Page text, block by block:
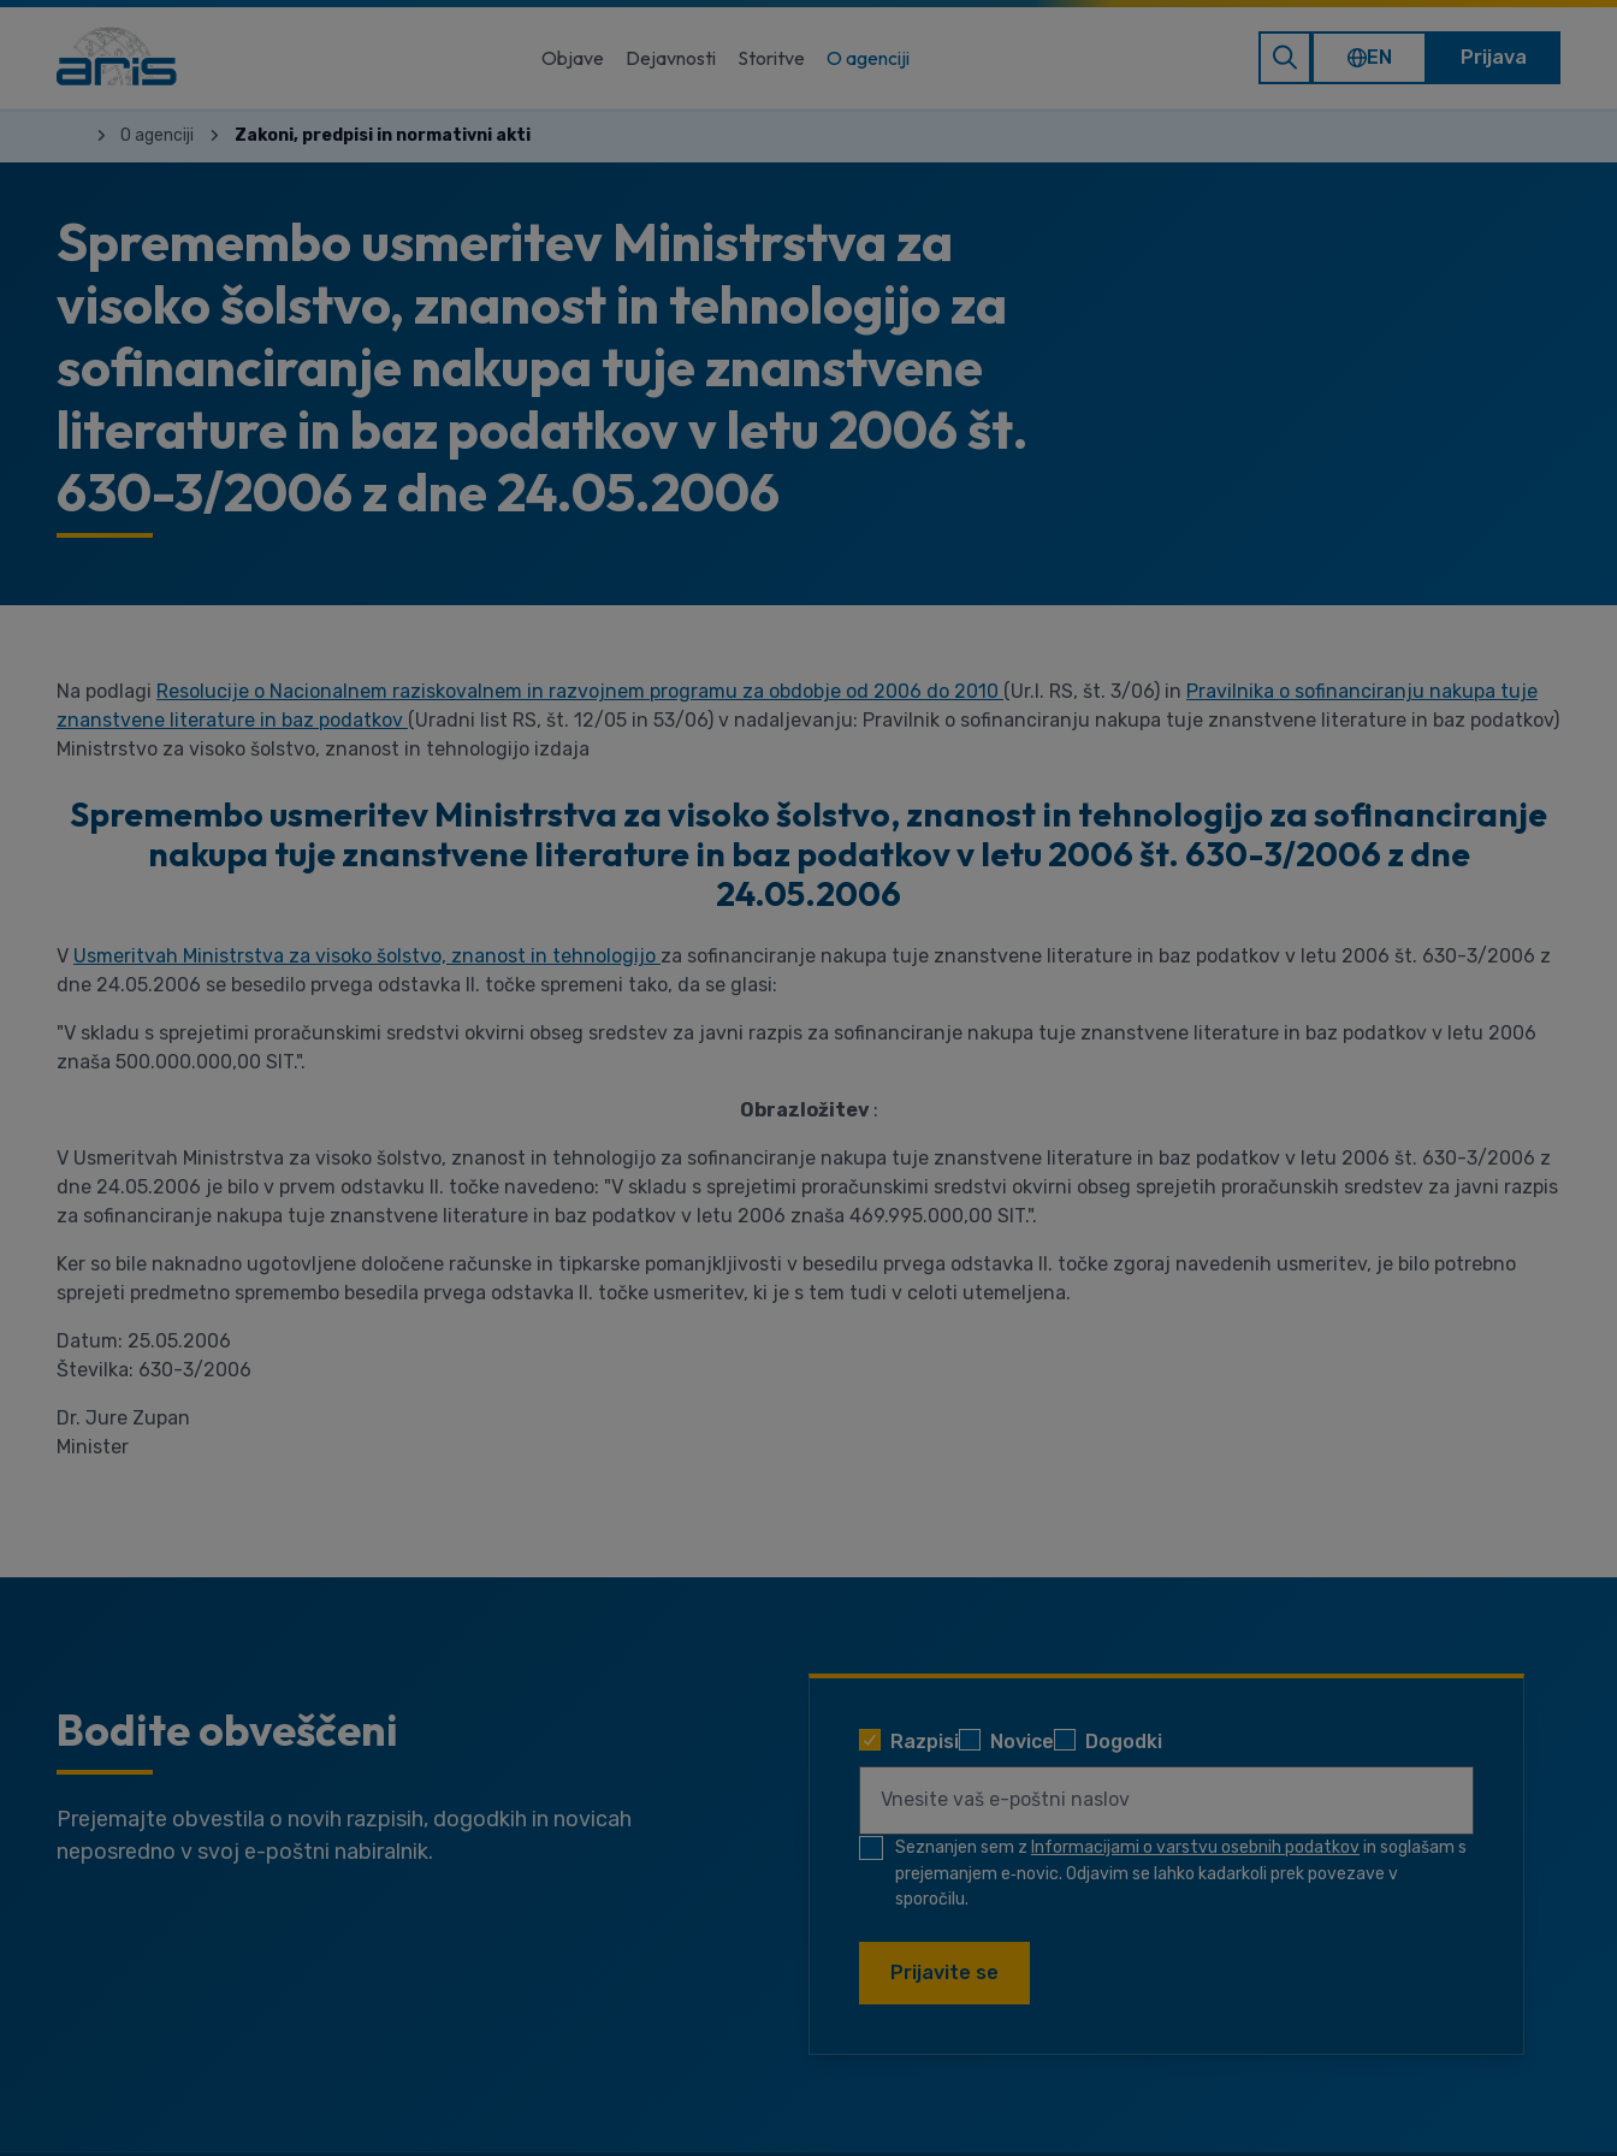
Objave Dejavnosti Storitve O agenciji EN Prijava
O agenciji Zakoni, predpisi in normativni akti
Spremembo usmeritev Ministrstva za
visoko šolstvo, znanost in tehnologijo za
sofinanciranje nakupa tuje znanstvene
literature in baz podatkov v letu 2006 št.
630-3/2006 z dne 24.05.2006
Na podlagi Resolucije o Nacionalnem raziskovalnem in razvojnem programu za obdobje od 2006 do 2010 (Ur.l. RS, št. 3/06) in Pravilnika o sofinanciranju nakupa tuje
znanstvene literature in baz podatkov (Uradni list RS, št. 12/05 in 53/06) v nadaljevanju: Pravilnik o sofinanciranju nakupa tuje znanstvene literature in baz podatkov)
Ministrstvo za visoko šolstvo, znanost in tehnologijo izdaja
Spremembo usmeritev Ministrstva za visoko šolstvo, znanost in tehnologijo za sofinanciranje
nakupa tuje znanstvene literature in baz podatkov v letu 2006 št. 630-3/2006 z dne
24.05.2006
V Usmeritvah Ministrstva za visoko šolstvo, znanost in tehnologijo za sofinanciranje nakupa tuje znanstvene literature in baz podatkov v letu 2006 št. 630-3/2006 z
dne 24.05.2006 se besedilo prvega odstavka II. točke spremeni tako, da se glasi:
"V skladu s sprejetimi proračunskimi sredstvi okvirni obseg sredstev za javni razpis za sofinanciranje nakupa tuje znanstvene literature in baz podatkov v letu 2006
znaša 500.000.000,00 SIT.".
Obrazložitev :
V Usmeritvah Ministrstva za visoko šolstvo, znanost in tehnologijo za sofinanciranje nakupa tuje znanstvene literature in baz podatkov v letu 2006 št. 630-3/2006 z
dne 24.05.2006 je bilo v prvem odstavku II. točke navedeno: "V skladu s sprejetimi proračunskimi sredstvi okvirni obseg sprejetih proračunskih sredstev za javni razpis
za sofinanciranje nakupa tuje znanstvene literature in baz podatkov v letu 2006 znaša 469.995.000,00 SIT.".
Ker so bile naknadno ugotovljene določene računske in tipkarske pomanjkljivosti v besedilu prvega odstavka II. točke zgoraj navedenih usmeritev, je bilo potrebno
sprejeti predmetno spremembo besedila prvega odstavka II. točke usmeritev, ki je s tem tudi v celoti utemeljena.
Datum: 25.05.2006
Številka: 630-3/2006
Dr. Jure Zupan
Minister
Bodite obveščeni
Prejemajte obvestila o novih razpisih, dogodkih in novicah
neposredno v svoj e-poštni nabiralnik.
Razpisi Novice Dogodki
Seznanjen sem z Informacijami o varstvu osebnih podatkovin soglašam s
prejemanjem e‑novic. Odjavim se lahko kadarkoli prek povezave v
sporočilu.
Prijavite se